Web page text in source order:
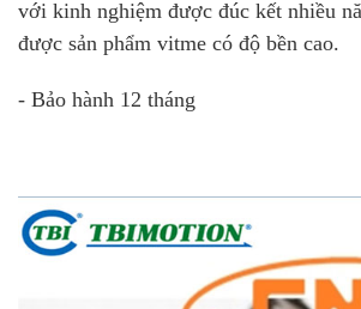
với kinh nghiệm được đúc kết nhiều
được sản phẩm vitme có độ bền cao.
- Bảo hành 12 tháng